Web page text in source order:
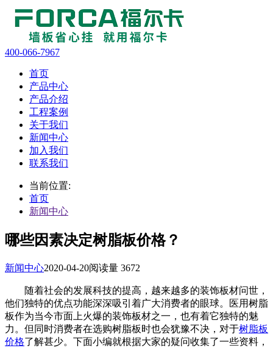
400-066-7967
首页
产品中心
产品介绍
工程案例
关于我们
新闻中心
加入我们
联系我们
当前位置:
首页
新闻中心
哪些因素决定树脂板价格？
新闻中心2020-04-20阅读量 3672
随着社会的发展科技的提高，越来越多的装饰板材问世，
他们独特的优点功能深深吸引着广大消费者的眼球。医用树脂
板作为当今市面上火爆的装饰板材之一，也有着它独特的魅
力。但同时消费者在选购树脂板时也会犹豫不决，对于树脂板
价格了解甚少。下面小编就根据大家的疑问收集了一些资料，